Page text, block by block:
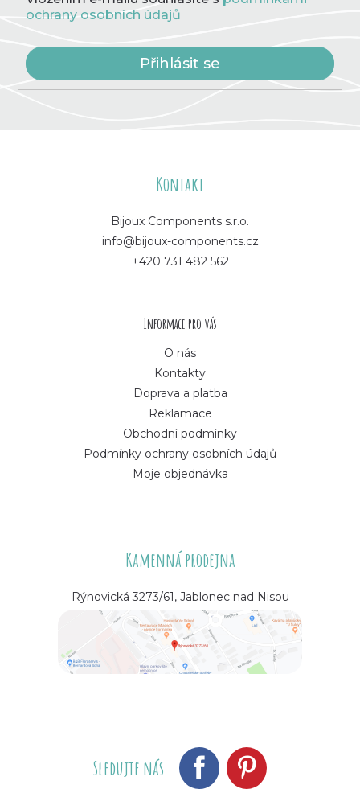
ochrany osobních údajů
Přihlásit se
Kontakt
Bijoux Components s.r.o.
info@bijoux-components.cz
+420 731 482 562
Informace pro vás
O nás
Kontakty
Doprava a platba
Reklamace
Obchodní podmínky
Podmínky ochrany osobních údajů
Moje objednávka
Kamenná prodejna
Rýnovická 3273/61, Jablonec nad Nisou
Sledujte nás